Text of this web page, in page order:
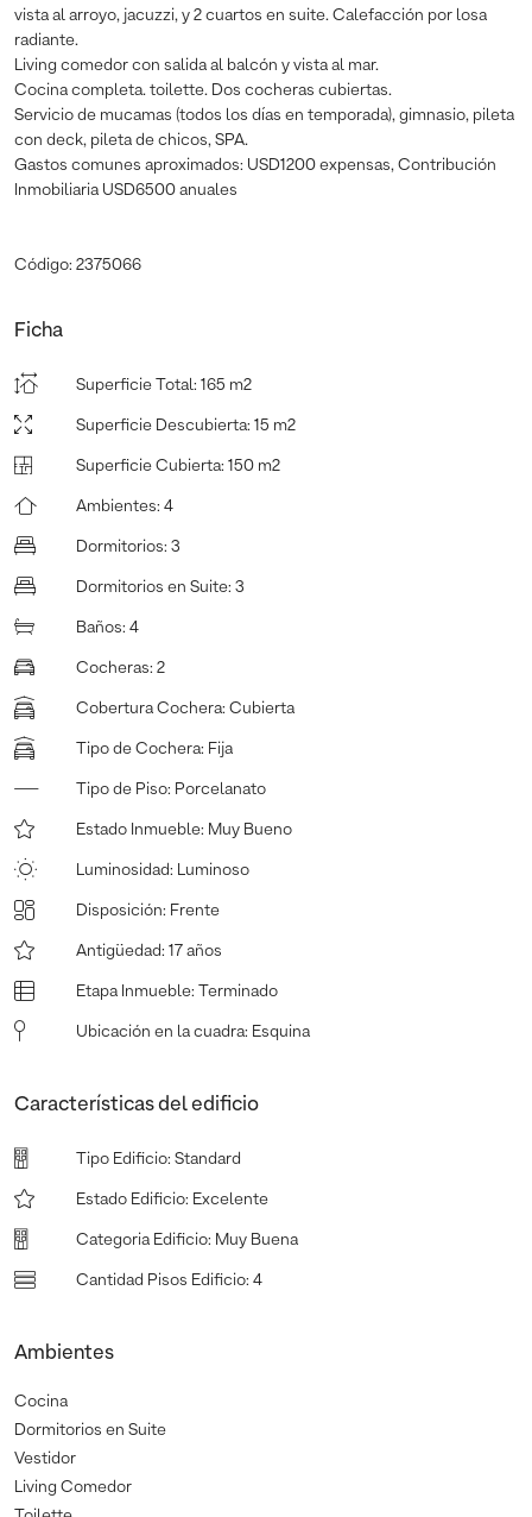
vista al arroyo, jacuzzi, y 2 cuartos en suite. Calefacción por losa
radiante.
Living comedor con salida al balcón y vista al mar.
Cocina completa. toilette. Dos cocheras cubiertas.
Servicio de mucamas (todos los días en temporada), gimnasio, pileta
con deck, pileta de chicos, SPA.
Gastos comunes aproximados: USD1200 expensas, Contribución
Inmobiliaria USD6500 anuales
Código: 2375066
Ficha
Superficie Total : 165 m2
Superficie Descubierta: 15 m2
Superficie Cubierta: 150 m2
Ambientes: 4
Dormitorios: 3
Dormitorios en Suite: 3
Baños: 4
Cocheras: 2
Cobertura Cochera: Cubierta
Tipo de Cochera: Fija
Tipo de Piso: Porcelanato
Estado Inmueble: Muy Bueno
Luminosidad: Luminoso
Disposición: Frente
Antigüedad: 17 años
Etapa Inmueble: Terminado
Ubicación en la cuadra: Esquina
Características del edificio
Tipo Edificio: Standard
Estado Edificio: Excelente
Categoria Edificio: Muy Buena
Cantidad Pisos Edificio: 4
Ambientes
Cocina
Dormitorios en Suite
Vestidor
Living Comedor